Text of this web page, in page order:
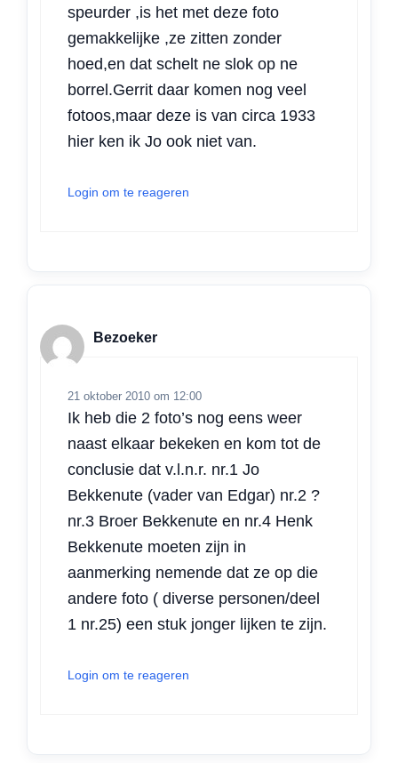
speurder ,is het met deze foto
gemakkelijke ,ze zitten zonder
hoed,en dat schelt ne slok op ne
borrel.Gerrit daar komen nog veel
fotoos,maar deze is van circa 1933
hier ken ik Jo ook niet van.
Login om te reageren
Bezoeker
21 oktober 2010 om 12:00
Ik heb die 2 foto’s nog eens weer
naast elkaar bekeken en kom tot de
conclusie dat v.l.n.r. nr.1 Jo
Bekkenute (vader van Edgar) nr.2 ?
nr.3 Broer Bekkenute en nr.4 Henk
Bekkenute moeten zijn in
aanmerking nemende dat ze op die
andere foto ( diverse personen/deel
1 nr.25) een stuk jonger lijken te zijn.
Login om te reageren